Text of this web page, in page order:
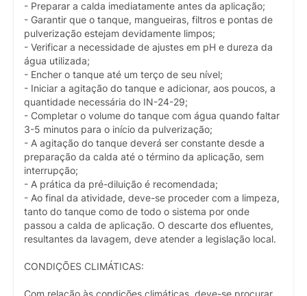
- Preparar a calda imediatamente antes da aplicação;
- Garantir que o tanque, mangueiras, filtros e pontas de
pulverização estejam devidamente limpos;
- Verificar a necessidade de ajustes em pH e dureza da
água utilizada;
- Encher o tanque até um terço de seu nível;
- Iniciar a agitação do tanque e adicionar, aos poucos, a
quantidade necessária do IN-24-29;
- Completar o volume do tanque com água quando faltar
3-5 minutos para o início da pulverização;
- A agitação do tanque deverá ser constante desde a
preparação da calda até o término da aplicação, sem
interrupção;
- A prática da pré-diluição é recomendada;
- Ao final da atividade, deve-se proceder com a limpeza,
tanto do tanque como de todo o sistema por onde
passou a calda de aplicação. O descarte dos efluentes,
resultantes da lavagem, deve atender a legislação local.
CONDIÇÕES CLIMÁTICAS: